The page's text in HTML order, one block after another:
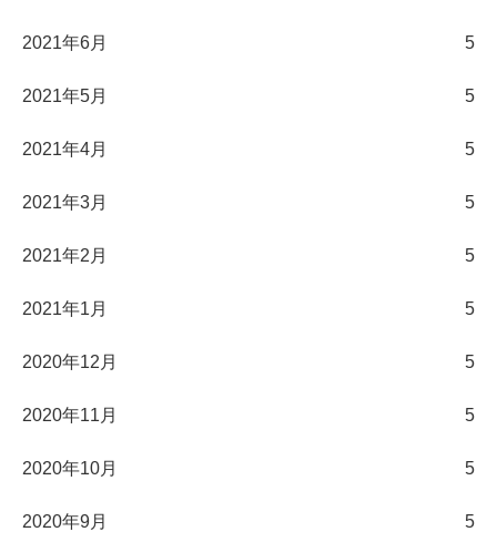
2021年6月 5
2021年5月 5
2021年4月 5
2021年3月 5
2021年2月 5
2021年1月 5
2020年12月 5
2020年11月 5
2020年10月 5
2020年9月 5